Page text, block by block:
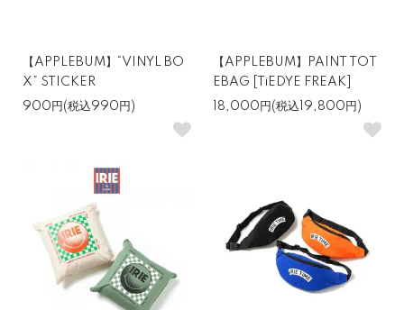
【APPLEBUM】“VINYL BO
X” STICKER
900円(税込990円)
【APPLEBUM】PAINT TOT
EBAG [TiEDYE FREAK]
18,000円(税込19,800円)